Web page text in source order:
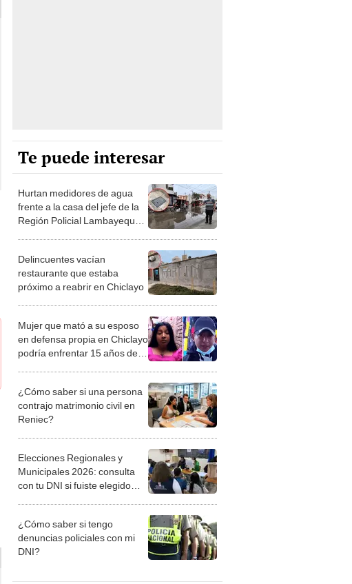
Te puede interesar
Hurtan medidores de agua
frente a la casa del jefe de la
Región Policial Lambayeque:
Delincuentes vacían
restaurante que estaba
próximo a reabrir en Chiclayo
Mujer que mató a su esposo
en defensa propia en Chiclayo
podría enfrentar 15 años de
¿Cómo saber si una persona
contrajo matrimonio civil en
Reniec?
Elecciones Regionales y
Municipales 2026: consulta
con tu DNI si fuiste elegido
la ONPE
¿Cómo saber si tengo
denuncias policiales con mi
DNI?